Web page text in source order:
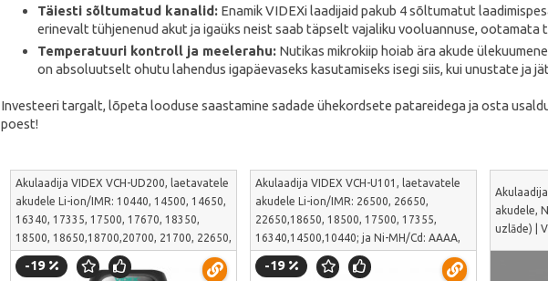
Täiesti sõltumatud kanalid:Enamik VIDEXi laadijaid pakub 4 sõltumatut
erinevalt tühjenenud akut ja igaüks neist saab täpselt vajaliku vooluannuse, ootamata
Temperatuuri kontroll ja meelerahu:Nutikas mikrokiip hoiab ära akude
on absoluutselt ohutu lahendus igapäevaseks kasutamiseks isegi siis, kui unustate ja
Investeeri targalt, lõpeta looduse saastamine sadade ühekordsete patareidega ja osta
poest!
Akulaadija VIDEX VCH-UD200, laetavatele
akudele Li-ion/IMR: 10440, 14500, 14650,
16340, 17335, 17500, 17670, 18350,
18500, 18650,18700,20700, 21700, 22650,
22700, 26500, 26650; ja Ni-MH/Cd: АААА,
ААА, АА, А, SC, C | VCH-UD200
-19
Akulaadija VIDEX VCH-U101, laetavatele
akudele Li-ion/IMR: 26500, 26650,
22650,18650, 18500, 17500, 17355,
16340,14500,10440; ja Ni-MH/Cd: AAAA,
AAA, AA, A, SC, C | VCH-U101
-19
akudele,
uzlāde) |